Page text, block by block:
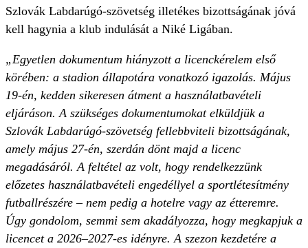
Szlovák Labdarúgó-szövetség illetékes bizottságának jóvá
kell hagynia a klub indulását a Niké Ligában.
„Egyetlen dokumentum hiányzott a licenckérelem első
körében: a stadion állapotára vonatkozó igazolás. Május
19-én, kedden sikeresen átment a használatbavételi
eljáráson. A szükséges dokumentumokat elküldjük a
Szlovák Labdarúgó-szövetség fellebbviteli bizottságának,
amely május 27-én, szerdán dönt majd a licenc
megadásáról. A feltétel az volt, hogy rendelkezzünk
előzetes használatbavételi engedéllyel a sportlétesítmény
futballrészére – nem pedig a hotelre vagy az étteremre.
Úgy gondolom, semmi sem akadályozza, hogy megkapjuk a
licencet a 2026–2027-es idényre. A szezon kezdetére a